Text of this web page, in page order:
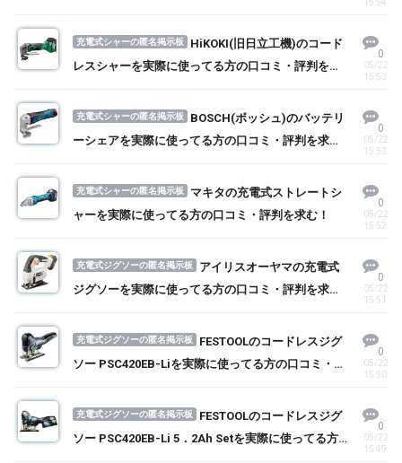
15:54
充電式シャーの匿名掲示板
HiKOKI(旧日立工機)のコード
レスシャーを実際に使ってる方の口コミ・評判を求
0
05/22
15:53
充電式シャーの匿名掲示板
BOSCH(ボッシュ)のバッテリ
ーシェアを実際に使ってる方の口コミ・評判を求
0
05/22
15:52
充電式シャーの匿名掲示板
マキタの充電式ストレートシ
ャーを実際に使ってる方の口コミ・評判を求む！
0
05/22
15:52
充電式ジグソーの匿名掲示板
アイリスオーヤマの充電式
ジグソーを実際に使ってる方の口コミ・評判を求
0
05/22
15:51
充電式ジグソーの匿名掲示板
FESTOOLのコードレスジグ
ソー PSC420EB-Liを実際に使ってる方の口コミ・評
0
05/22
15:50
充電式ジグソーの匿名掲示板
FESTOOLのコードレスジグ
ソー PSC420EB-Li 5．2Ah Setを実際に使ってる方
0
05/22
15:49